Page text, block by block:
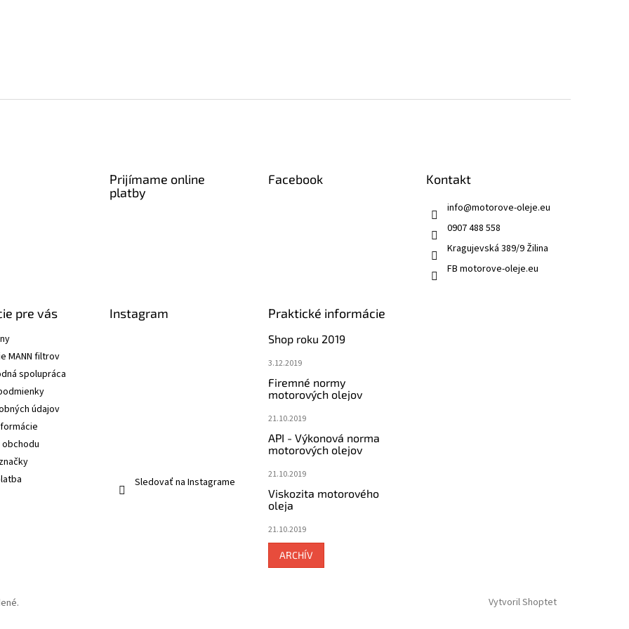
Prijímame online
platby
Facebook Kontakt
info@motorove-oleje.eu
0907 488 558
Kragujevská 389/9 Žilina
FB motorove-oleje.eu
pre vás
MANN filtrov
spolupráca
údajov
Instagram
Sledovať na Instagrame
Praktické informácie
Shop roku 2019
3.12.2019
Firemné normy
motorových olejov
21.10.2019
API - Výkonová norma
motorových olejov
21.10.2019
Viskozita motorového
oleja
21.10.2019
ARCHÍV
Vytvoril Shoptet